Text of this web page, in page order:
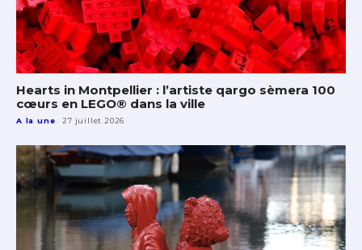
Hearts in Montpellier : l’artiste qargo sèmera 100
cœurs en LEGO® dans la ville
A la une 27 juillet 2026